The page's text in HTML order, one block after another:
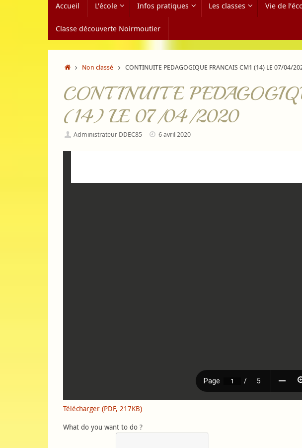
Accueil L’école Infos pratiques Les classes Vie de
Classe découverte Noirmoutier
AccueilNon classé CONTINUITE PEDAGOGIQUE FRANCAIS CM1 (14) LE 07/04/
CONTINUITE
(14) LE 07/04/2020
Administrateur DDEC85 6 avril 2020
Télécharger (PDF, 217KB)
What do you want to do ?